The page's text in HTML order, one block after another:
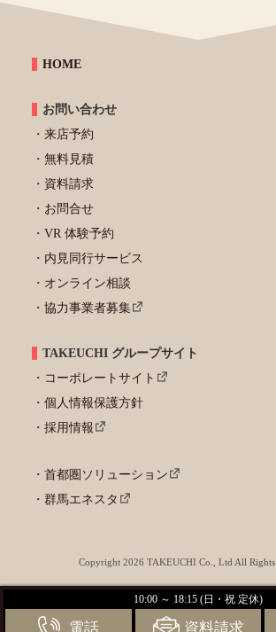
HOME
お問い合わせ
来店予約
無料見積
資料請求
お問合せ
VR 体験予約
内見同行サービス
オンライン相談
協力事業者募集
TAKEUCHI グループサイト
コーポレートサイト
個人情報保護方針
採用情報
首都圏ソリューション
群馬エネスタ
Copyright 2026 TAKEUCHI Co., Ltd All Rights
10:00 ～ 18:15 (日・祝 定休)
電話 資料請求